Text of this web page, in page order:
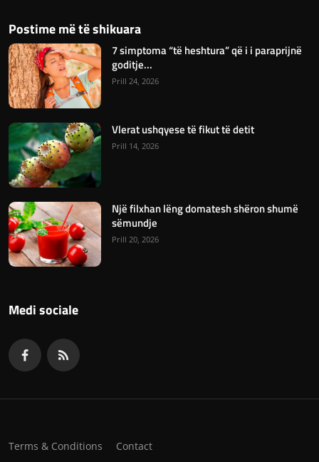
Postime më të shikuara
7 simptoma “të heshtura” që i i paraprijnë
goditje...
Prill 24, 2026
Vlerat ushqyese të fikut të detit
Prill 14, 2026
Një filxhan lëng domatesh shëron shumë
sëmundje
Prill 20, 2026
Medi sociale
Terms & Conditions Contact